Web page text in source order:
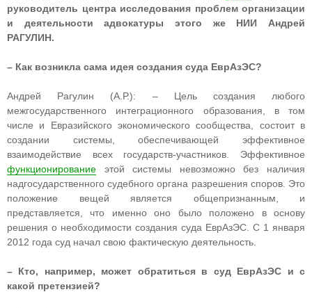
руководитель центра исследования проблем организации
и деятельности адвокатуры этого же НИИ Андрей
РАГУЛИН.
– Как возникла сама идея создания суда ЕврАзЭС?
Андрей Рагулин (А.Р.): – Цель создания любого
межгосударственного интеграционного образования, в том
числе и Евразийского экономического сообщества, состоит в
создании системы, обеспечивающей эффективное
взаимодействие всех государств-участников. Эффективное
функционирование этой системы невозможно без наличия
надгосударственного судебного органа разрешения споров. Это
положение вещей является общепризнанным, и
представляется, что именно оно было положено в основу
решения о необходимости создания суда ЕврАзЭС. С 1 января
2012 года суд начал свою фактическую деятельность.
– Кто, например, может обратиться в суд ЕврАзЭС и с
какой претензией?